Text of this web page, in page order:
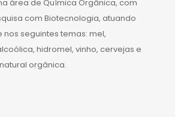
área de Química Orgânica, com
com Biotecnologia, atuando
seguintes temas: mel,
hidromel, vinho, cervejas e
orgânica.